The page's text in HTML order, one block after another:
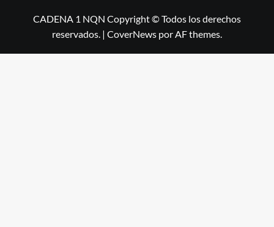
CADENA 1 NQN Copyright © Todos los derechos
reservados. | CoverNews por AF themes.